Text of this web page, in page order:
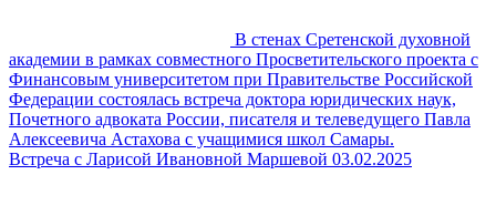
В стенах Сретенской духовной
академии в рамках совместного Просветительского проекта с
Финансовым университетом при Правительстве Российской
Федерации состоялась встреча доктора юридических наук,
Почетного адвоката России, писателя и телеведущего Павла
Алексеевича Астахова с учащимися школ Самары.
Встреча с Ларисой Ивановной Маршевой 03.02.2025